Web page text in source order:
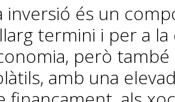
inversió és un
termini i per a
però
amb una